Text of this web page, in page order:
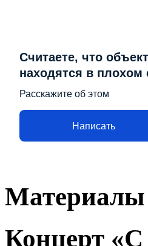
Считаете, что
находятся в плохом
Расскажите об этом
Написать
Материалы
Концерт